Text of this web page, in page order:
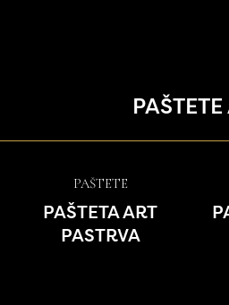
PAŠTETE
PAŠTETA ART
PASTRVA